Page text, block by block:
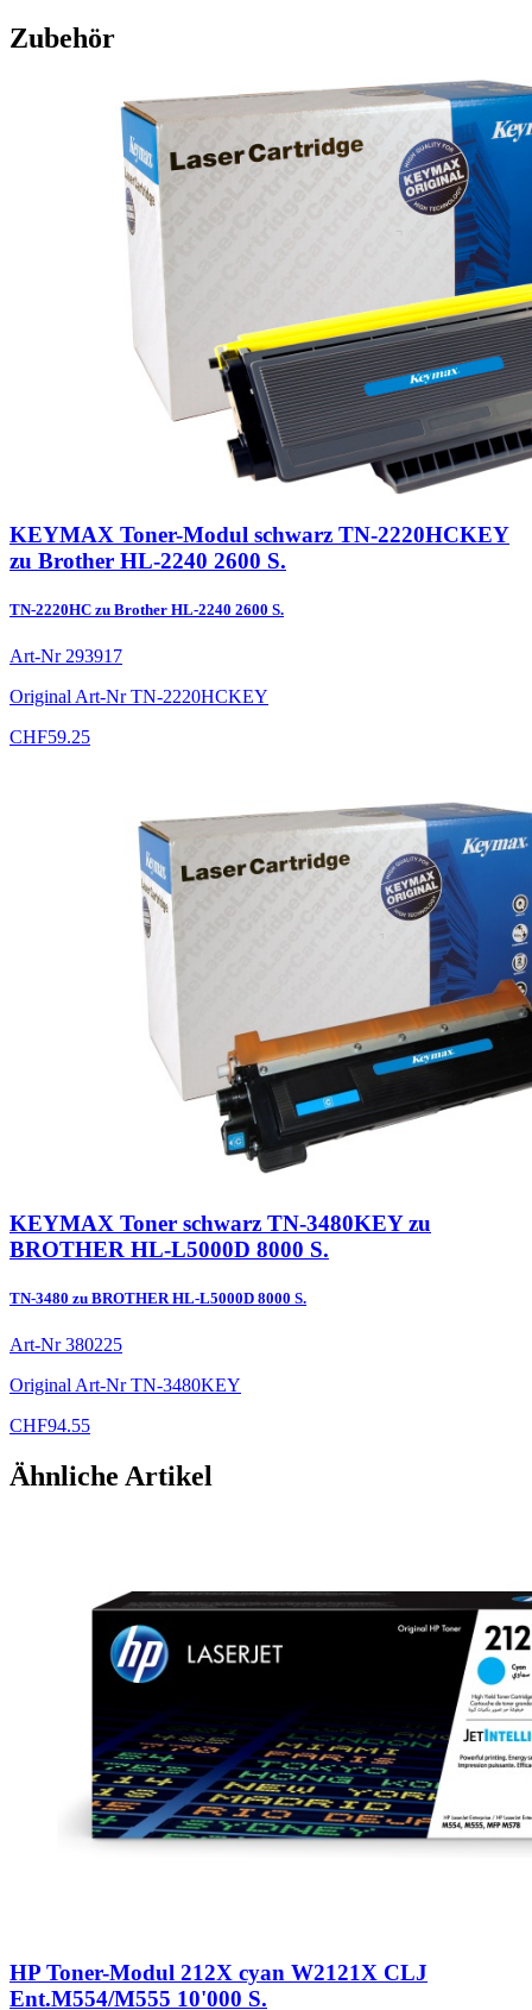
Zubehör
KEYMAX Toner-Modul schwarz TN-2220HCKEY
zu Brother HL-2240 2600 S.
TN-2220HC zu Brother HL-2240 2600 S.
Art-Nr 293917
Original Art-NrTN-2220HCKEY
CHF59.25
KEYMAX Toner schwarz TN-3480KEY zu
BROTHER HL-L5000D 8000 S.
TN-3480 zu BROTHER HL-L5000D 8000 S.
Art-Nr380225
Original Art-NrTN-3480KEY
CHF94.55
Ähnliche Artikel
HP Toner-Modul 212X cyan W2121X CLJ
Ent.M554/M555 10'000 S.